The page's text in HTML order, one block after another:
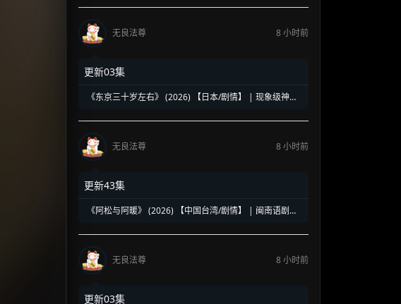
异世界神作
无良法尊
8 小时前
更新03集
《东京三十岁左右》 (2026) 【日本/剧情】 | 现象级神剧
无良法尊 8 小时前
更新43集
《阿松与阿暖》 (2026) 【中国台湾/剧情】 | 闽南语剧视
无良法尊 8 小时前
更新03集